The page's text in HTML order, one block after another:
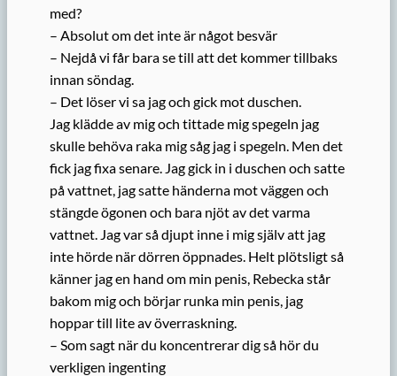
med?
– Absolut om det inte är något besvär
– Nejdå vi får bara se till att det kommer tillbaks
innan söndag.
– Det löser vi sa jag och gick mot duschen.
Jag klädde av mig och tittade mig spegeln jag
skulle behöva raka mig såg jag i spegeln. Men det
fick jag fixa senare. Jag gick in i duschen och satte
på vattnet, jag satte händerna mot väggen och
stängde ögonen och bara njöt av det varma
vattnet. Jag var så djupt inne i mig själv att jag
inte hörde när dörren öppnades. Helt plötsligt så
känner jag en hand om min penis, Rebecka står
bakom mig och börjar runka min penis, jag
hoppar till lite av överraskning.
– Som sagt när du koncentrerar dig så hör du
verkligen ingenting